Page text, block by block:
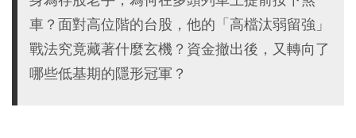
車？面對高位階的台股，他的「高檔汰弱留強」
戰法究竟藏著什麼玄機？資金撤出後，又轉向了
哪些低基期的隱形冠軍？